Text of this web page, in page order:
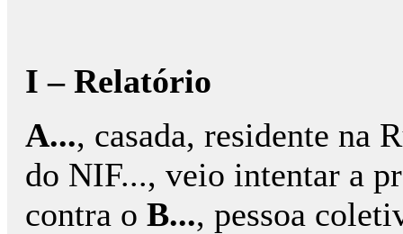
I – Relatório
A..., casada, residente na
do NIF..., veio intentar a
contra o B..., pessoa